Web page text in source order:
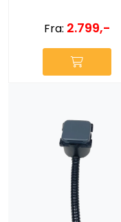
Fra: 2.799,-